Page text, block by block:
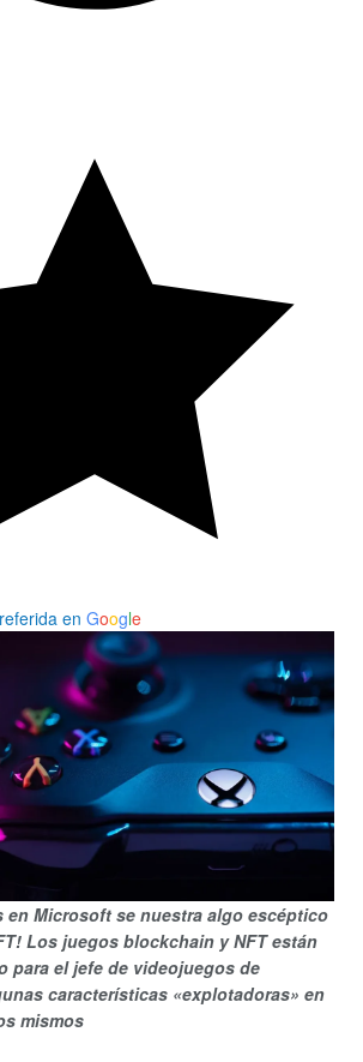
en Google
en Microsoft se nuestra algo escéptico
Los juegos blockchain y NFT están
para el jefe de videojuegos de
características «explotadoras» en
mismos